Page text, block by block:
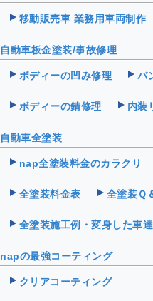
移動販売車 業務用車両制作
自動車板金塗装/事故修理
ボディーの凹み修理 バ
ボディーの錆修理 内装
自動車全塗装
nap全塗装料金のカラクリ
全塗装料金表 全塗装Ｑ
全塗装施工例・変身した車達
napの最強コーティング
クリアコーティング